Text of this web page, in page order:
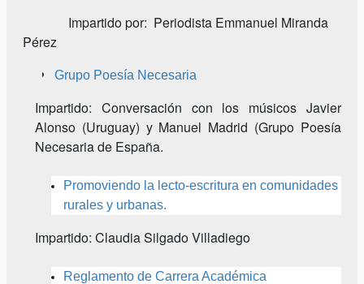
Impartido por: Periodista Emmanuel Miranda
Pérez
Grupo Poesía Necesaria
Impartido: Conversación con los músicos Javier
Alonso (Uruguay) y Manuel Madrid (Grupo Poesía
Necesaria de España.
Promoviendo la lecto-escritura en comunidades
rurales y urbanas.
Impartido: Claudia Silgado Villadiego
Reglamento de Carrera Académica